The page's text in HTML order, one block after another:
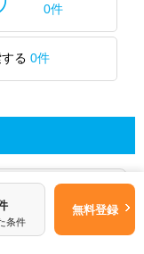
0件
る 0件
ます
条件
無料登録